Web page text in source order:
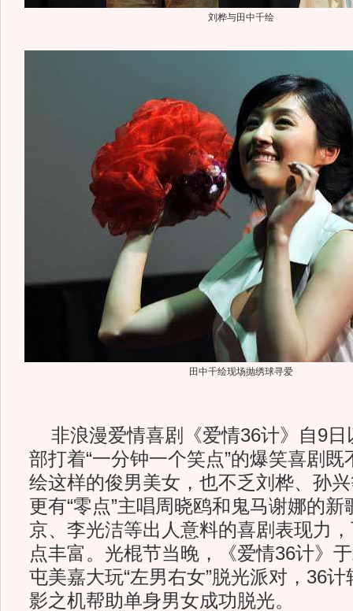
刘桦与田中千绘
田中千绘现场抛绣球寻爱
非浪漫爱情喜剧《爱情36计》自9日
部打着“一分钟一个笑点”的爆笑喜剧
绘这样的俊男美女，也不乏刘桦、孙
更有“零点”主唱周晓鸥和鬼马谢娜的
京、李光洁等出人意料的喜剧表现力
点丰富。光棍节当晚，《爱情36计》
屯美嘉大玩“左男右女”脱光派对，36
影之机帮助单身男女成功脱光。